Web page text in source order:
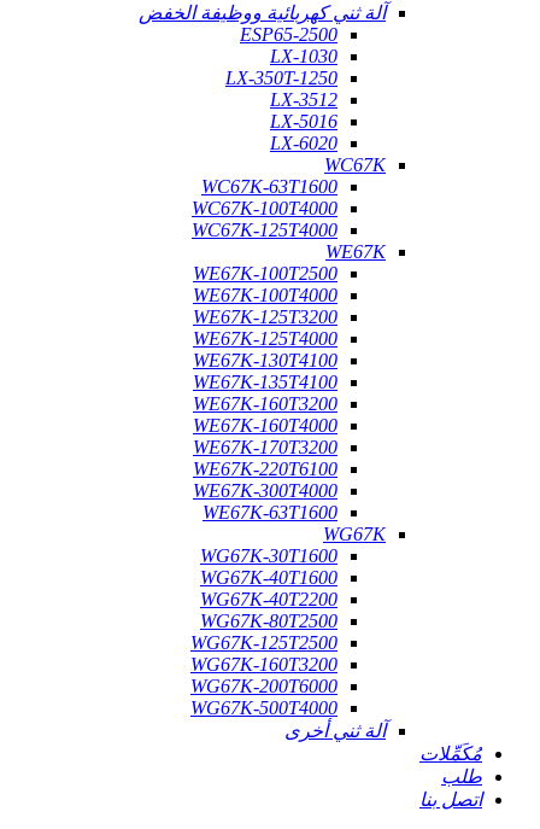
آلة ثني كهربائية ووظيفة الخفض
ESP65-2500
LX-1030
LX-350T-1250
LX-3512
LX-5016
LX-6020
WC67K
WC67K-63T1600
WC67K-100T4000
WC67K-125T4000
WE67K
WE67K-100T2500
WE67K-100T4000
WE67K-125T3200
WE67K-125T4000
WE67K-130T4100
WE67K-135T4100
WE67K-160T3200
WE67K-160T4000
WE67K-170T3200
WE67K-220T6100
WE67K-300T4000
WE67K-63T1600
WG67K
WG67K-30T1600
WG67K-40T1600
WG67K-40T2200
WG67K-80T2500
WG67K-125T2500
WG67K-160T3200
WG67K-200T6000
WG67K-500T4000
آلة ثني أخرى
مُكَمِّلات
طلب
اتصل بنا